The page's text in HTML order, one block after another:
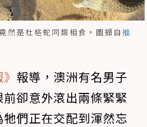
然是杜格蛇同類相食。圖擷自 推
報導，澳洲有名男子
卻意外滾出兩條緊緊
牠們正在交配到渾然忘